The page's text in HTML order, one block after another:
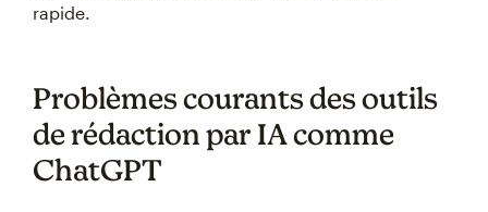
rapide.
Problèmes courants des outils
de rédaction par IA comme
ChatGPT